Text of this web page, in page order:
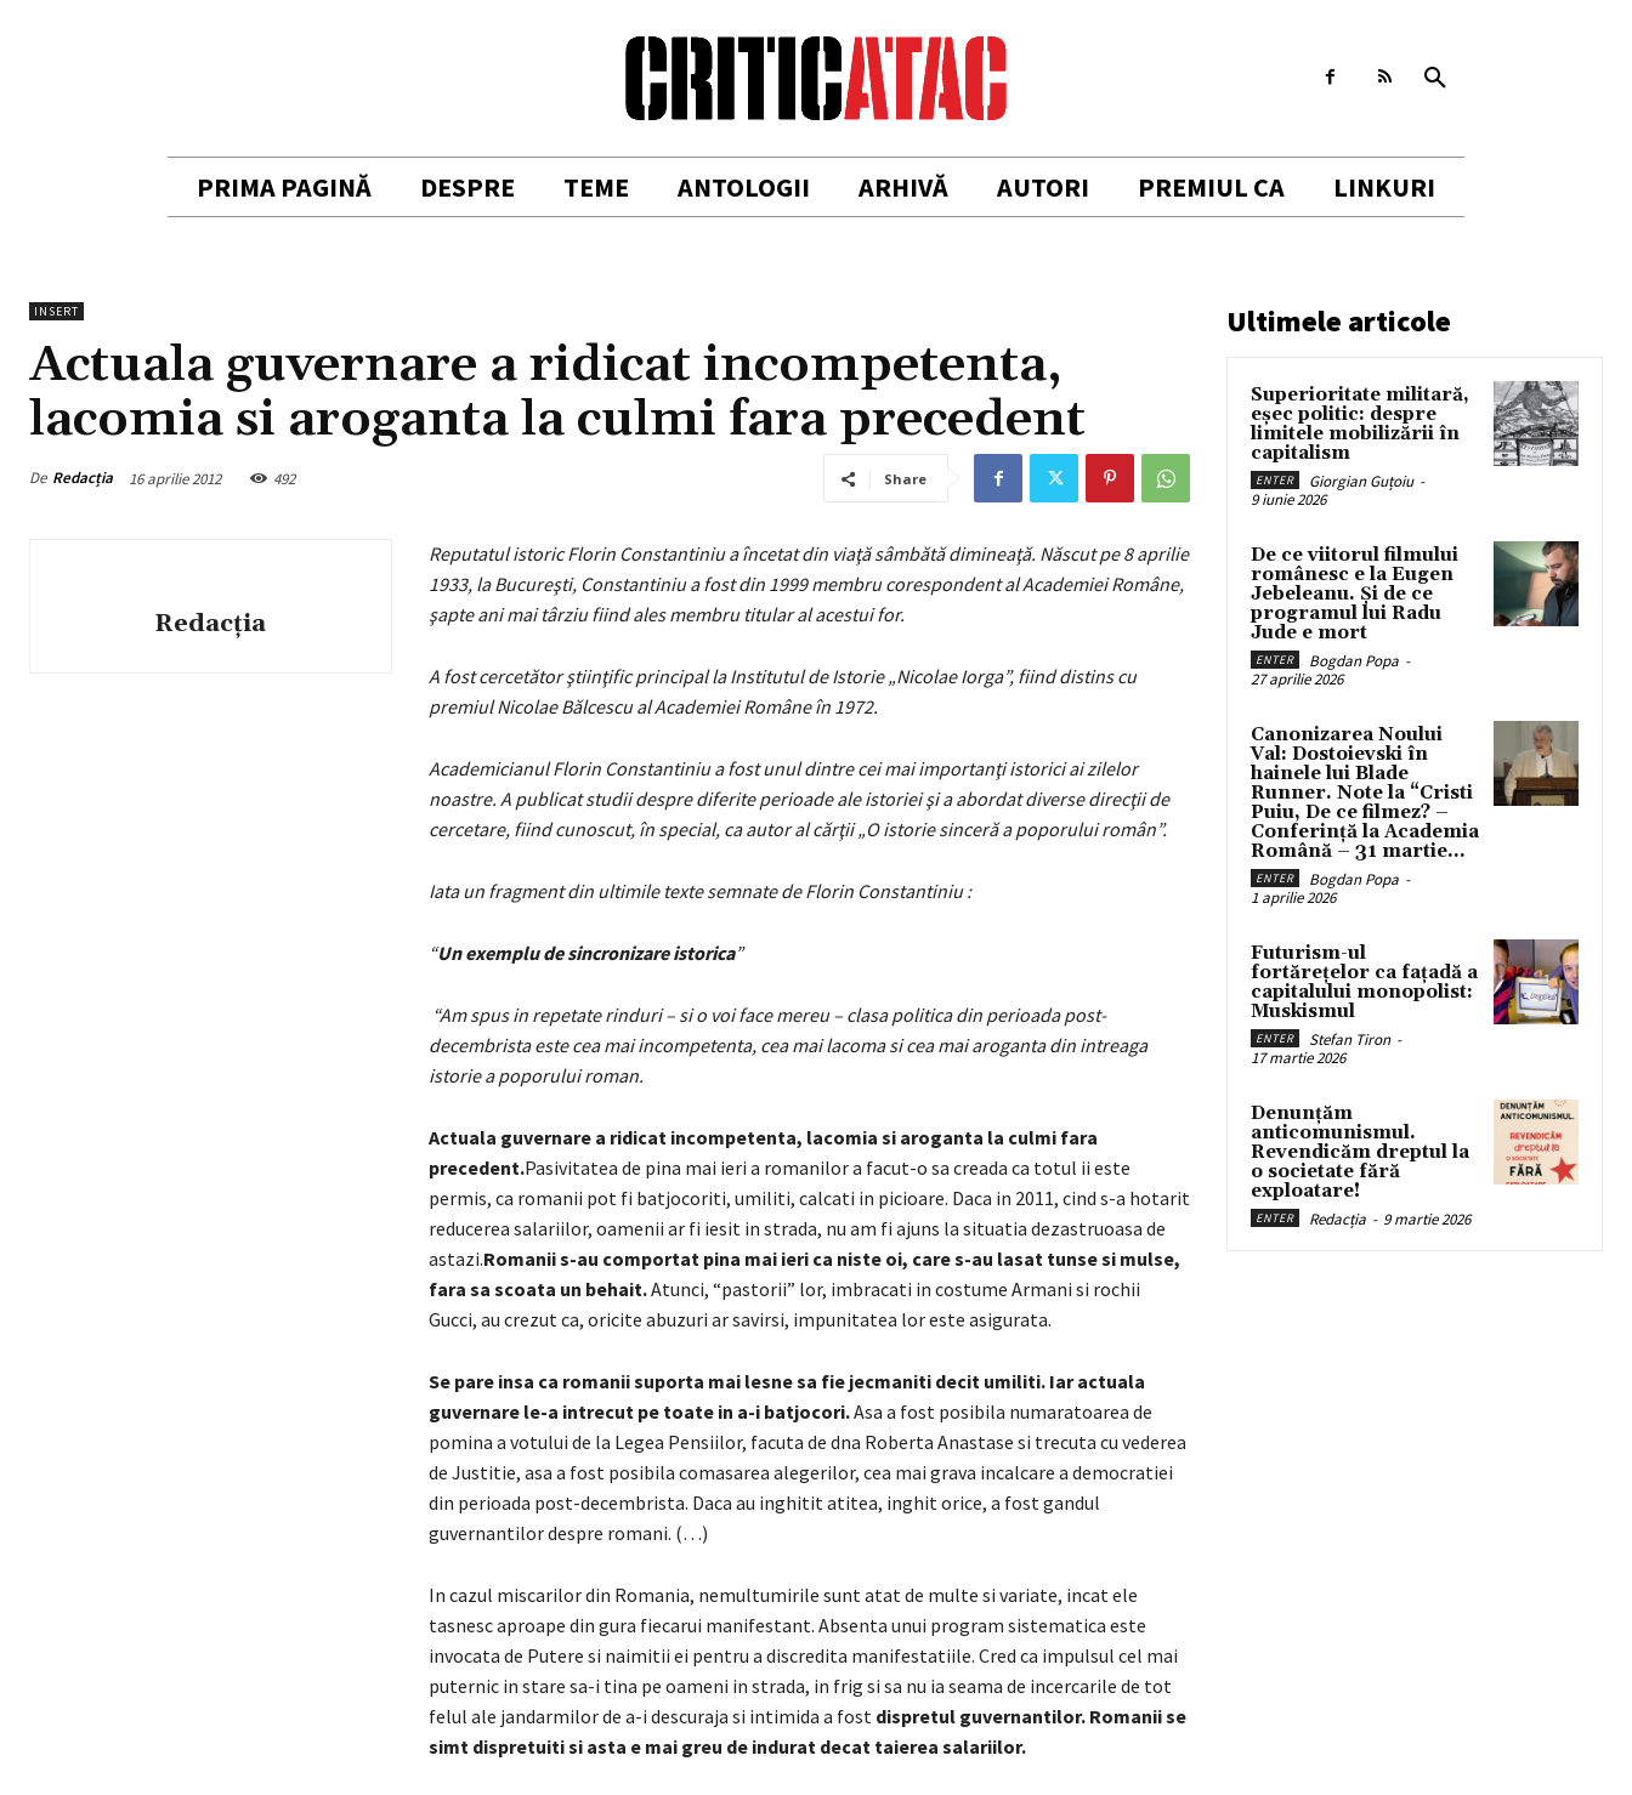
PRIMA PAGINĂ DESPRE TEME ANTOLOGII ARHIVĂ AUTORI PREMIUL CA LINKURI
INSERT
Actuala guvernare a ridicat incompetenta,
lacomia si aroganta la culmi fara precedent
De Redacția 16 aprilie 2012 492 Share
Redacția
Reputatul istoric Florin Constantiniu a încetat din viaţă sâmbătă dimineaţă. Născut pe 8 aprilie
1933, la Bucureşti, Constantiniu a fost din 1999 membru corespondent al Academiei Române,
şapte ani mai târziu fiind ales membru titular al acestui for.
A fost cercetător ştiinţific principal la Institutul de Istorie „Nicolae Iorga”, fiind distins cu
premiul Nicolae Bălcescu al Academiei Române în 1972.
Academicianul Florin Constantiniu a fost unul dintre cei mai importanţi istorici ai zilelor
noastre. A publicat studii despre diferite perioade ale istoriei şi a abordat diverse direcţii de
cercetare, fiind cunoscut, în special, ca autor al cărţii „O istorie sinceră a poporului român”.
Iata un fragment din ultimile texte semnate de Florin Constantiniu :
“Un exemplu de sincronizare istorica”
“Am spus in repetate rinduri – si o voi face mereu – clasa politica din perioada post-
decembrista este cea mai incompetenta, cea mai lacoma si cea mai aroganta din intreaga
istorie a poporului roman.
Actuala guvernare a ridicat incompetenta, lacomia si aroganta la culmi fara
precedent.Pasivitatea de pina mai ieri a romanilor a facut-o sa creada ca totul ii este
permis, ca romanii pot fi batjocoriti, umiliti, calcati in picioare. Daca in 2011, cind s-a hotarit
reducerea salariilor, oamenii ar fi iesit in strada, nu am fi ajuns la situatia dezastruoasa de
astazi.Romanii s-au comportat pina mai ieri ca niste oi, care s-au lasat tunse si mulse,
fara sa scoata un behait.Atunci, “pastorii” lor, imbracati in costume Armani si rochii
Gucci, au crezut ca, oricite abuzuri ar savirsi, impunitatea lor este asigurata.
Se pare insa ca romanii suporta mai lesne sa fie jecmaniti decit umiliti. Iar actuala
guvernare le-a intrecut pe toate in a-i batjocori.Asa a fost posibila numaratoarea de
pomina a votului de la Legea Pensiilor, facuta de dna Roberta Anastase si trecuta cu vederea
de Justitie, asa a fost posibila comasarea alegerilor, cea mai grava incalcare a democratiei
din perioada post-decembrista. Daca au inghitit atitea, inghit orice, a fost gandul
guvernantilor despre romani. (…)
In cazul miscarilor din Romania, nemultumirile sunt atat de multe si variate, incat ele
tasnesc aproape din gura fiecarui manifestant. Absenta unui program sistematica este
invocata de Putere si naimitii ei pentru a discredita manifestatiile. Cred ca impulsul cel mai
puternic in stare sa-i tina pe oameni in strada, in frig si sa nu ia seama de incercarile de tot
felul ale jandarmilor de a-i descuraja si intimida a fost dispretul guvernantilor. Romanii se
simt dispretuiti si asta e mai greu de indurat decat taierea salariilor.
Ultimele articole
Superioritate militară,
eșec politic: despre
limitele mobilizării în
capitalism
ENTER Giorgian Guțoiu -
9 iunie 2026
De ce viitorul filmului
românesc e la Eugen
Jebeleanu. Și de ce
programul lui Radu
Jude e mort
ENTER Bogdan Popa -
27 aprilie 2026
Canonizarea Noului
Val: Dostoievski în
hainele lui Blade
Runner. Note la “Cristi
Puiu, De ce filmez? –
Conferință la Academia
Română – 31 martie...
ENTER Bogdan Popa -
1 aprilie 2026
Futurism-ul
fortărețelor ca fațadă a
capitalului monopolist:
Muskismul
ENTER Stefan Tiron -
17 martie 2026
Denunțăm
anticomunismul.
Revendicăm dreptul la
o societate fără
exploatare!
ENTER Redacția - 9 martie 2026